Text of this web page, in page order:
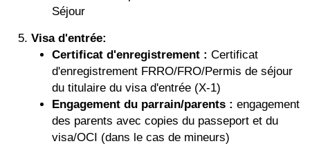
Séjour
Visa d'entrée:
Certificat d'enregistrement : Certificat
d'enregistrement FRRO/FRO/Permis de séjour
du titulaire du visa d'entrée (X-1)
Engagement du parrain/parents : engagement
des parents avec copies du passeport et du
visa/OCI (dans le cas de mineurs)